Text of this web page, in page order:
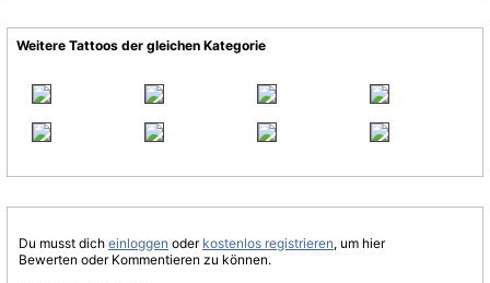
Weitere Tattoos der gleichen Kategorie
Du musst dich einloggen oder kostenlos registrieren, um hier
Bewerten oder Kommentieren zu können.